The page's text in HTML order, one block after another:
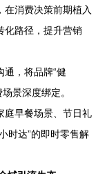
在消费决策前期植入
化路径，提升营销
通，将品牌“健
景深度绑定。
庭早餐场景、节日礼
时达”的即时零售解